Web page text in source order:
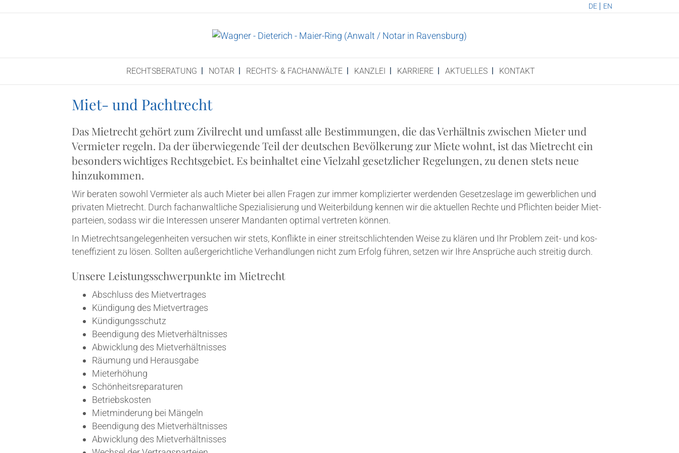
DE EN
RECHTS­BE­RA­TUNG NOTAR RECHTS- & FACHANWÄLTE KANZ­LEI KAR­RIE­RE AKTU­EL­LES KON­TAKT
Miet- und Pachtrecht
Das Miet­recht gehört zum Zivil­recht und umfasst alle Bestim­mun­gen, die das Ver­hält­nis zwi­schen Mie­ter und
Ver­mie­ter regeln. Da der über­wie­gen­de Teil der deut­schen Bevöl­ke­rung zur Mie­te wohnt, ist das Miet­recht ein
beson­ders wich­ti­ges Rechts­ge­biet. Es beinhal­tet eine Viel­zahl gesetz­li­cher Rege­lun­gen, zu denen stets neue
hinzukommen.
Wir bera­ten sowohl Ver­mie­ter als auch Mie­ter bei allen Fra­gen zur immer kom­pli­zier­ter wer­den­den Geset­zes­la­ge im gewerb­li­chen und
pri­va­ten Miet­recht. Durch fach­an­walt­li­che Spe­zia­li­sie­rung und Wei­ter­bil­dung ken­nen wir die aktu­el­len Rech­te und Pflich­ten bei­der Miet­
par­tei­en, sodass wir die Inter­es­sen unse­rer Man­dan­ten opti­mal ver­tre­ten können.
In Miet­rechts­an­ge­le­gen­hei­ten ver­su­chen wir stets, Kon­flik­te in einer streit­schlich­ten­den Wei­se zu klä­ren und Ihr Pro­blem zeit- und kos­
ten­ef­fi­zi­ent zu lösen. Soll­ten außer­ge­richt­li­che Ver­hand­lun­gen nicht zum Erfolg füh­ren, set­zen wir Ihre Ansprü­che auch strei­tig durch.
Unse­re Leis­tungs­schwer­punk­te im Mietrecht
Abschluss des Mietvertrages
Kün­di­gung des Mietvertrages
Kün­di­gungs­schutz
Been­di­gung des Mietverhältnisses
Abwick­lung des Mietverhältnisses
Räu­mung und Herausgabe
Miet­erhö­hung
Schön­heits­re­pa­ra­tu­ren
Betriebs­kos­ten
Miet­min­de­rung bei Mängeln
Been­di­gung des Mietverhältnisses
Abwick­lung des Mietverhältnisses